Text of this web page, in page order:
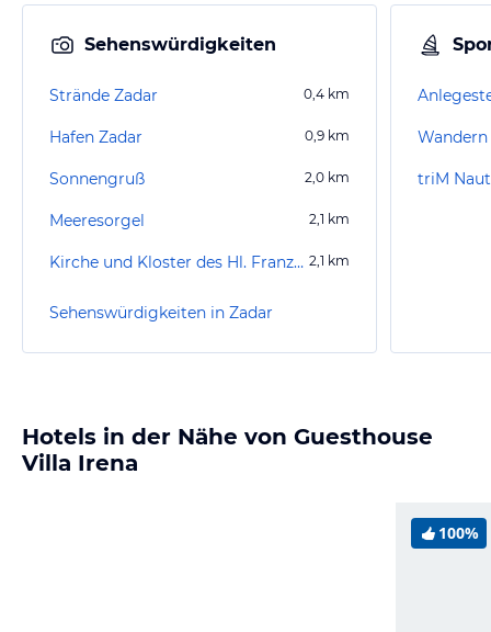
Sehenswürdigkeiten
Strände Zadar 0,4 km
Hafen Zadar 0,9 km
Sonnengruß 2,0 km
Meeresorgel 2,1 km
Kirche und Kloster des Hl. Franziskus 2,1 km
Sehenswürdigkeiten in Zadar
triM
Hotels in der Nähe von Guesthouse
Villa Irena
100%